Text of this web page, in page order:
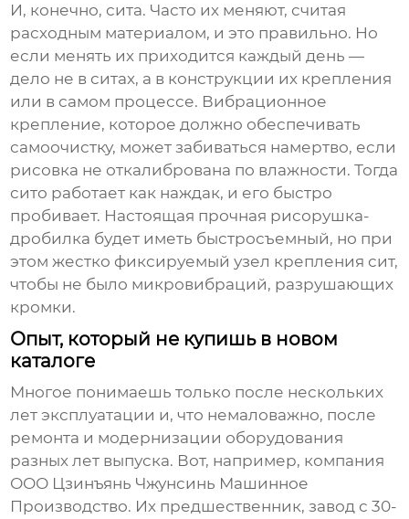
И, конечно, сита. Часто их меняют, считая
расходным материалом, и это правильно. Но
если менять их приходится каждый день —
дело не в ситах, а в конструкции их крепления
или в самом процессе. Вибрационное
крепление, которое должно обеспечивать
самоочистку, может забиваться намертво, если
рисовка не откалибрована по влажности. Тогда
сито работает как наждак, и его быстро
пробивает. Настоящая прочная рисорушка-
дробилка будет иметь быстросъемный, но при
этом жестко фиксируемый узел крепления сит,
чтобы не было микровибраций, разрушающих
кромки.
Опыт, который не купишь в новом
каталоге
Многое понимаешь только после нескольких
лет эксплуатации и, что немаловажно, после
ремонта и модернизации оборудования
разных лет выпуска. Вот, например, компания
ООО Цзинъянь Чжунсинь Машинное
Производство. Их предшественник, завод с 30-